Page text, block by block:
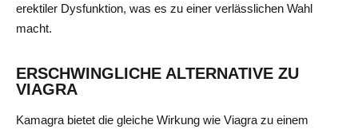
erektiler Dysfunktion, was es zu einer verlässlichen Wahl
macht.
ERSCHWINGLICHE ALTERNATIVE ZU
VIAGRA
Kamagra bietet die gleiche Wirkung wie Viagra zu einem